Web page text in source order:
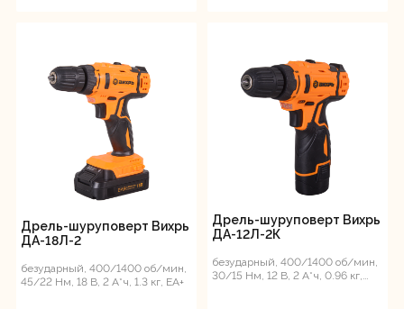
Дрель-шуруповерт Вихрь
ДА-18Л-2
безударный, 400/1400 об/мин,
45/22 Нм, 18 В, 2 А*ч, 1.3 кг, ЕА+
Дрель-шуруповерт Вихрь
ДА-12Л-2К
безударный, 400/1400 об/мин,
30/15 Нм, 12 В, 2 А*ч, 0.96 кг,